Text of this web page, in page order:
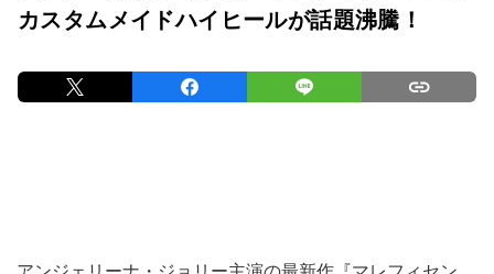
カスタムメイドハイヒールが話題沸騰！